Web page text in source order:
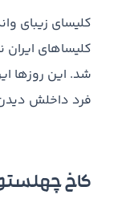
کلیسای زیبای
کلیساهای
شد. این روزها
فرد داخلش
کاخ